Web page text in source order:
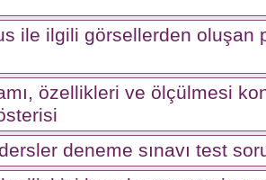
ile ilgili görsellerden oluşan
özellikleri ve ölçülmesi
deneme sınavı test